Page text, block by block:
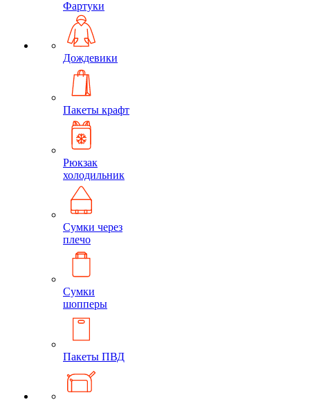
Фартуки
Дождевики
Пакеты крафт
Рюкзак
холодильник
Сумки через
плечо
Сумки
шопперы
Пакеты ПВД